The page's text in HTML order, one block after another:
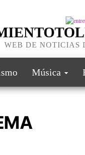
WEB DE NOTICIAS
Música